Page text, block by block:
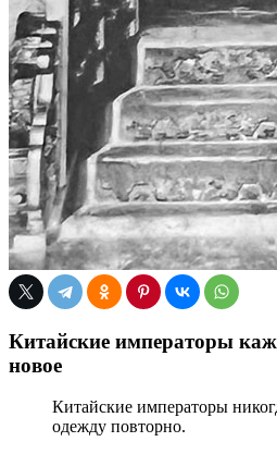
Китайские императоры
новое
Китайские императоры
одежду повторно.